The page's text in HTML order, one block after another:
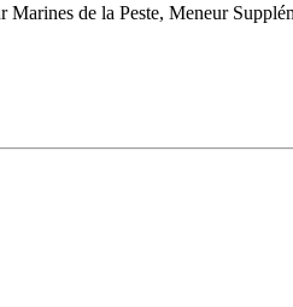
de la Peste, Meneur